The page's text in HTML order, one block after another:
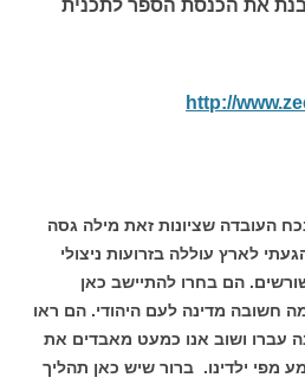
את הכנסת הספר לתכנית
http://
העובדה שציונות זאת מילה גסה
לארץ עוללה בזרועות ניצולי
הם בחרו להתיישב כאן
חשובה מדינה לעם היהודי. הם ראו
הכול. והנה 60 שנה עברו ושוב אנו כמעט מאבדים את
מפי ילדינו. ברור שיש כאן תהליך